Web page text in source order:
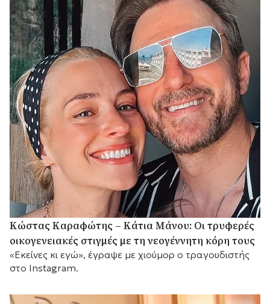
Κώστας Καραφώτης – Κάτια Μάνου: Οι τρυφερές
οικογενειακές στιγμές με τη νεογέννητη κόρη τους
«Εκείνες κι εγώ», έγραψε με χιούμορ ο τραγουδιστής
στο Instagram.